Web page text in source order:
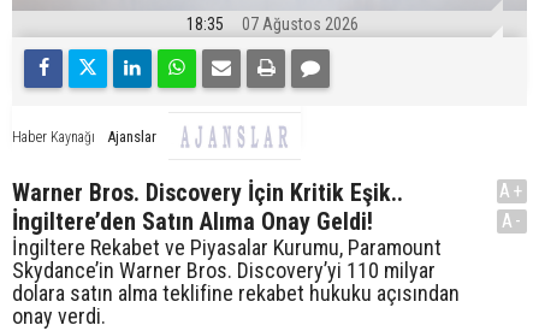
18:35 07 Ağustos 2026
Haber Kaynağı Ajanslar
Warner Bros. Discovery İçin Kritik Eşik..
İngiltere’den Satın Alıma Onay Geldi!
İngiltere Rekabet ve Piyasalar Kurumu, Paramount
Skydance’in Warner Bros. Discovery’yi 110 milyar
dolara satın alma teklifine rekabet hukuku açısından
onay verdi.
A+
A-